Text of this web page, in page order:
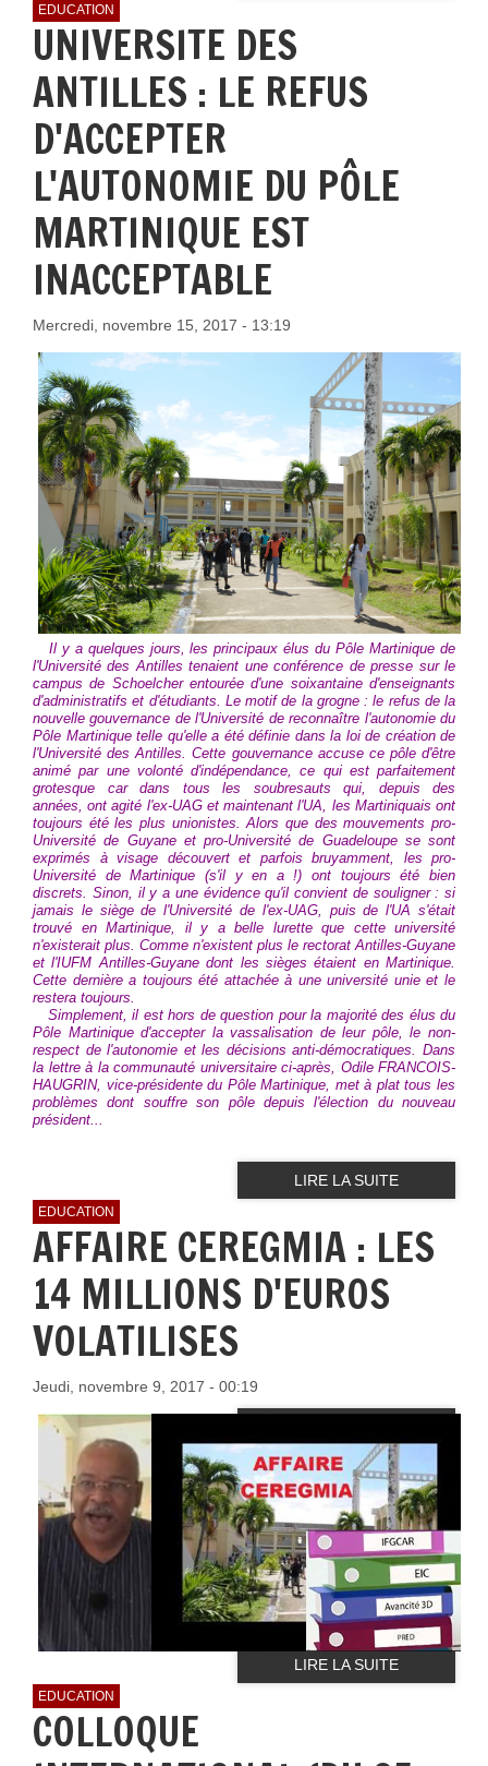
EDUCATION
UNIVERSITE DES
ANTILLES : LE REFUS
D'ACCEPTER
L'AUTONOMIE DU PÔLE
MARTINIQUE EST
INACCEPTABLE
Mercredi, novembre 15, 2017 - 13:19
Il y a quelques jours, les principaux élus du Pôle Martinique de
l'Université des Antilles tenaient une conférence de presse sur le
campus de Schoelcher entourée d'une soixantaine d'enseignants
d'administratifs et d'étudiants. Le motif de la grogne : le refus de la
nouvelle gouvernance de l'Université de reconnaître l'autonomie du
Pôle Martinique telle qu'elle a été définie dans la loi de création de
l'Université des Antilles. Cette gouvernance accuse ce pôle d'être
animé par une volonté d'indépendance, ce qui est parfaitement
grotesque car dans tous les soubresauts qui, depuis des
années, ont agité l'ex-UAG et maintenant l'UA, les Martiniquais ont
toujours été les plus unionistes. Alors que des mouvements pro-
Université de Guyane et pro-Université de Guadeloupe se sont
exprimés à visage découvert et parfois bruyamment, les pro-
Université de Martinique (s'il y en a !) ont toujours été bien
discrets. Sinon, il y a une évidence qu'il convient de souligner : si
jamais le siège de l'Université de l'ex-UAG, puis de l'UA s'était
trouvé en Martinique, il y a belle lurette que cette université
n'existerait plus. Comme n'existent plus le rectorat Antilles-Guyane
et l'IUFM Antilles-Guyane dont les sièges étaient en Martinique.
Cette dernière a toujours été attachée à une université unie et le
restera toujours.
Simplement, il est hors de question pour la majorité des élus du
Pôle Martinique d'accepter la vassalisation de leur pôle, le non-
respect de l'autonomie et les décisions anti-démocratiques. Dans
la lettre à la communauté universitaire ci-après, Odile FRANCOIS-
HAUGRIN, vice-présidente du Pôle Martinique, met à plat tous les
problèmes dont souffre son pôle depuis l'élection du nouveau
président...
LIRE LA SUITE
EDUCATION
AFFAIRE CEREGMIA : LES
14 MILLIONS D'EUROS
VOLATILISES
Jeudi, novembre 9, 2017 - 00:19
LIRE LA SUITE
EDUCATION
COLLOQUE